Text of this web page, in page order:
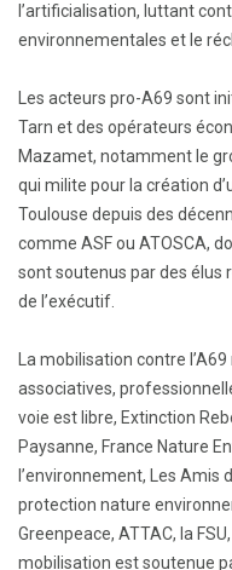
l’artificialisation, luttant
environnementales et le
Les acteurs pro-A69 sont
Tarn et des opérateurs
Mazamet, notamment le
qui milite pour la création
Toulouse depuis des
comme ASF ou ATOSCA,
sont soutenus par des élus
de l’exécutif.
La mobilisation contre
associatives,
voie est libre, Extinction
Paysanne, France Nature
l’environnement, Les Amis
protection nature
Greenpeace, ATTAC, la
mobilisation est soutenue